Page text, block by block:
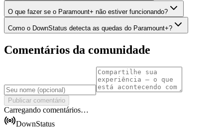
O que fazer se o Paramount+ não estiver funcionando?
Como o DownStatus detecta as quedas do Paramount+?
Comentários da comunidade
Publicar comentário
Carregando comentários…
DownStatus